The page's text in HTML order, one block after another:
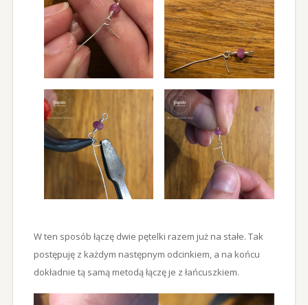
W ten sposób łączę dwie pętelki razem już na stałe. Tak
postępuję z każdym następnym odcinkiem, a na końcu
dokładnie tą samą metodą łączę je z łańcuszkiem.